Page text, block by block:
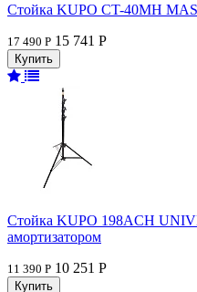
Стойка KUPO CT-40MH
17 490 Р 15 741 Р
Стойка KUPO 198ACH
амортизатором
11 390 Р 10 251 Р